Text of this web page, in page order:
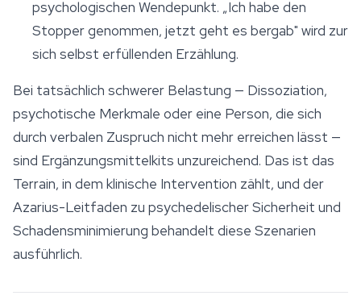
psychologischen Wendepunkt. „Ich habe den
Stopper genommen, jetzt geht es bergab" wird zur
sich selbst erfüllenden Erzählung.
Bei tatsächlich schwerer Belastung — Dissoziation,
psychotische Merkmale oder eine Person, die sich
durch verbalen Zuspruch nicht mehr erreichen lässt —
sind Ergänzungsmittelkits unzureichend. Das ist das
Terrain, in dem klinische Intervention zählt, und der
Azarius-Leitfaden zu psychedelischer Sicherheit und
Schadensminimierung behandelt diese Szenarien
ausführlich.